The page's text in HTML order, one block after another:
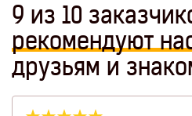
9 из 10
рекомендуют
друзьям и